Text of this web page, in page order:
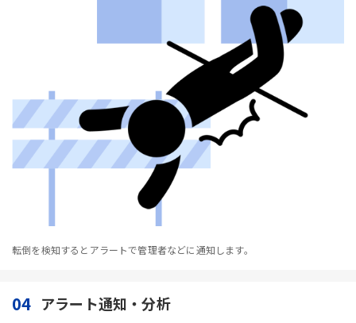
転倒を検知するとアラートで管理者などに通知します。
04 アラート通知・分析